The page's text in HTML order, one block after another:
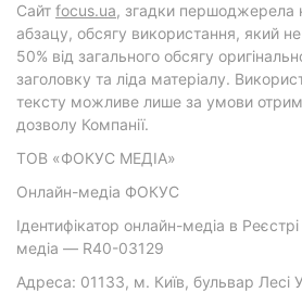
Cайт focus.ua, згадки першоджерела
абзацу, обсягу використання, який
50% від загального обсягу
заголовку та ліда матеріалу.
тексту можливе лише за умови
дозволу Компанії.
ТОВ «ФОКУС МЕДІА»
Онлайн-медіа ФОКУС
Ідентифікатор онлайн-медіа в Реєстрі
медіа — R40-03129
Адреса: 01133, м. Київ, бульвар Лесі